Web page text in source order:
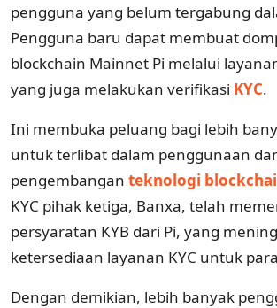
pengguna yang belum tergabung
Pengguna baru dapat membuat
blockchain Mainnet Pi melalui
yang juga melakukan verifikasi KYC.
Ini membuka peluang bagi lebih
untuk terlibat dalam penggunaan
pengembangan teknologi
KYC pihak ketiga, Banxa, telah
persyaratan KYB dari Pi, yang
ketersediaan layanan KYC untuk
Dengan demikian, lebih banyak